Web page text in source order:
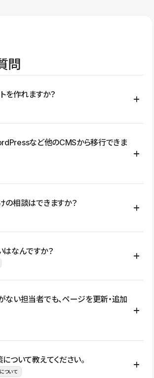
問
を作れますか？
、サービスサイト、LP、採用サイト、ブロ
ントサイト、店舗・商品紹介サイト、ポートフ
作できます。
など他のCMSから移行できま
構成やコンテンツ、URLを整理したうえで、
る形で移行できます。 WordPressの場合は、
や設定がそのまま移行されるわけではないた
構成やデザイン、CMS設計、URL・リダイレク
の相談はできますか？
が大きいサイトや、複数部門での運用、権限管
認、既存システムとの連携など、個別の要件が
い合わせください。
はなんですか？
ジョン履歴の期間、CMS利用数の上限、権限
ランごとに異なります。詳しくは料金プランペ
。
ない担当者でも、ページを更新・追加
ーネントを活用して更新範囲を設計しておく
崩しにくい状態で運用できます。 さらにコン
ついて教えてください。
ついて